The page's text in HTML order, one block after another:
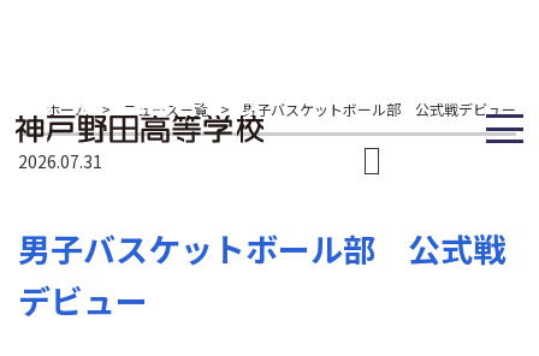
ホーム > ニュース一覧 > 男子バスケットボール部 公式戦デビュー
2026.07.31
男子バスケットボール部 公式戦
デビュー